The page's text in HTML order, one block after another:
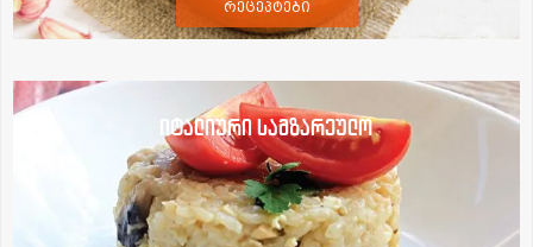
რეცეპტები
იტალიური სამზარეულო